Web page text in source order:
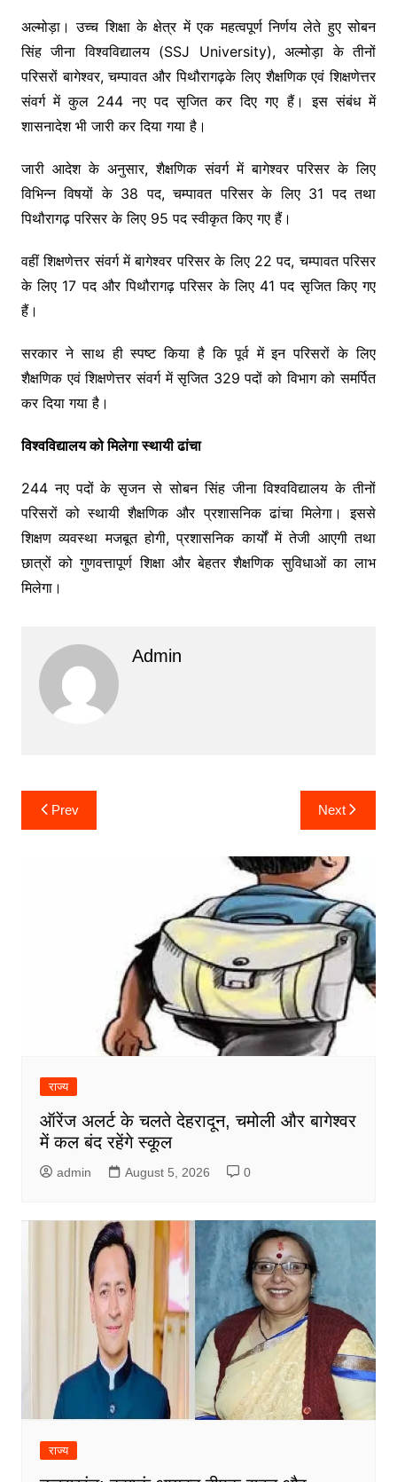
अल्मोड़ा। उच्च शिक्षा के क्षेत्र में एक महत्वपूर्ण निर्णय लेते हुए सोबन
सिंह जीना विश्वविद्यालय (SSJ University), अल्मोड़ा के तीनों
परिसरों बागेश्वर, चम्पावत और पिथौरागढ़के लिए शैक्षणिक एवं शिक्षणेत्तर
संवर्ग में कुल 244 नए पद सृजित कर दिए गए हैं। इस संबंध में
शासनादेश भी जारी कर दिया गया है।
जारी आदेश के अनुसार, शैक्षणिक संवर्ग में बागेश्वर परिसर के लिए
विभिन्न विषयों के 38 पद, चम्पावत परिसर के लिए 31 पद तथा
पिथौरागढ़ परिसर के लिए 95 पद स्वीकृत किए गए हैं।
वहीं शिक्षणेत्तर संवर्ग में बागेश्वर परिसर के लिए 22 पद, चम्पावत परिसर
के लिए 17 पद और पिथौरागढ़ परिसर के लिए 41 पद सृजित किए गए
हैं।
सरकार ने साथ ही स्पष्ट किया है कि पूर्व में इन परिसरों के लिए
शैक्षणिक एवं शिक्षणेत्तर संवर्ग में सृजित 329 पदों को विभाग को समर्पित
कर दिया गया है।
विश्वविद्यालय को मिलेगा स्थायी ढांचा
244 नए पदों के सृजन से सोबन सिंह जीना विश्वविद्यालय के तीनों
परिसरों को स्थायी शैक्षणिक और प्रशासनिक ढांचा मिलेगा। इससे
शिक्षण व्यवस्था मजबूत होगी, प्रशासनिक कार्यों में तेजी आएगी तथा
छात्रों को गुणवत्तापूर्ण शिक्षा और बेहतर शैक्षणिक सुविधाओं का लाभ
मिलेगा।
Admin
Post
navigation
Prev Next
राज्य
ऑरेंज अलर्ट के चलते देहरादून, चमोली और बागेश्वर
में कल बंद रहेंगे स्कूल
admin August 5, 2026 0
राज्य